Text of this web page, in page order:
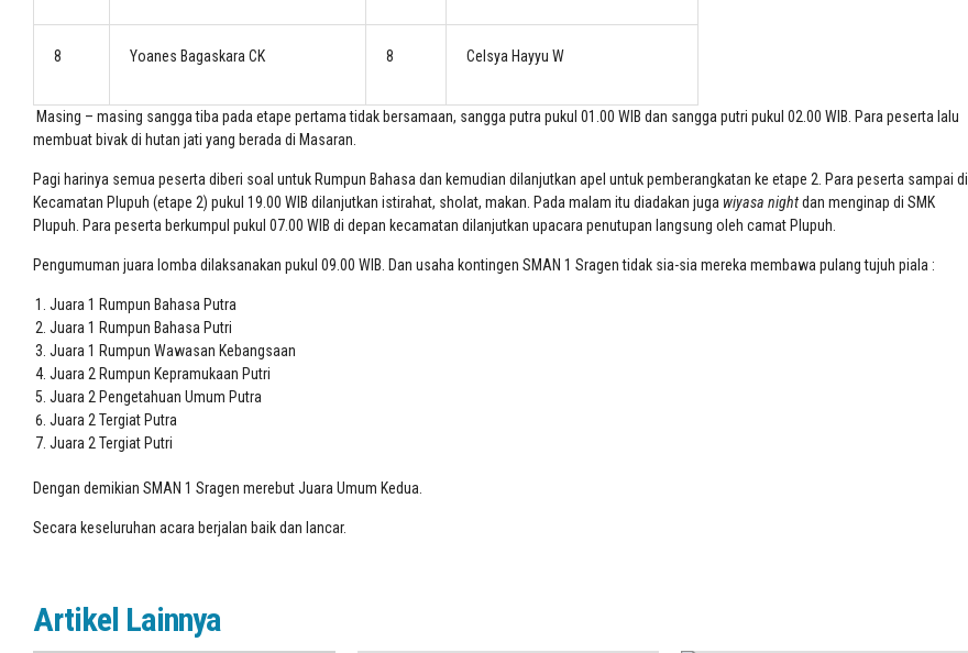
8 Yoanes Bagaskara CK 8 Celsya Hayyu W
Masing – masing sangga tiba pada etape pertama tidak bersamaan, sangga putra pukul 01.00 WIB dan sangga putri pukul 02.00 WIB. Para peserta lalu
membuat bivak di hutan jati yang berada di Masaran.
Pagi harinya semua peserta diberi soal untuk Rumpun Bahasa dan kemudian dilanjutkan apel untuk pemberangkatan ke etape 2. Para peserta sampai di
Kecamatan Plupuh (etape 2) pukul 19.00 WIB dilanjutkan istirahat, sholat, makan. Pada malam itu diadakan juga wiyasa nightdan menginap di SMK
Plupuh. Para peserta berkumpul pukul 07.00 WIB di depan kecamatan dilanjutkan upacara penutupan langsung oleh camat Plupuh.
Pengumuman juara lomba dilaksanakan pukul 09.00 WIB . Dan usaha kontingen SMAN 1 Sragen tidak sia-sia mereka membawa pulangtujuh piala :
Juara 1 Rumpun Bahasa Putra
Juara 1 Rumpun Bahasa Putri
Juara 1 Rumpun Wawasan Kebangsaan
Juara 2 Rumpun Kepramukaan Putri
Juara 2 Pengetahuan Umum Putra
Juara 2 Tergiat Putra
Juara 2 Tergiat Putri
Dengan demikian SMAN 1 Sragen merebutJuara Umum Kedua
Secara keseluruhan acara berjalan baik dan lancar.
Artikel Lainnya